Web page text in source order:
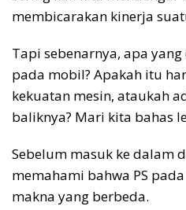
membicarakan kinerja
Tapi sebenarnya, apa
pada mobil? Apakah itu
kekuatan mesin, ataukah
baliknya? Mari kita bahas
Sebelum masuk ke dalam
memahami bahwa PS
makna yang berbeda.